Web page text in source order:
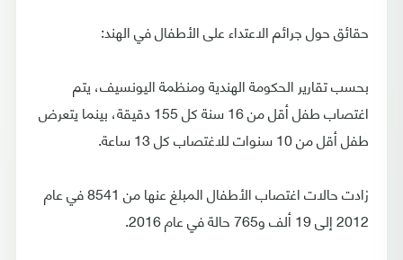
حقائق حول جرائم الاعتداء على الأطفال في الهند:
بحسب تقارير الحكومة الهندية ومنظمة اليونسيف، يتم
اغتصاب طفل أقل من 16 سنة كل 155 دقيقة، بينما يتعرض
طفل أقل من 10 سنوات للاغتصاب كل 13 ساعة.
زادت حالات اغتصاب الأطفال المبلغ عنها من 8541 في عام
2012 إلى 19 ألف و765 حالة في عام 2016.